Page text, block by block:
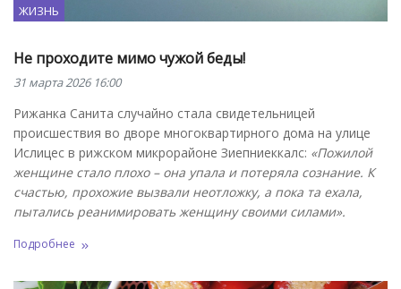
ЖИЗНЬ
Не проходите мимо чужой беды!
31 марта 2026 16:00
Рижанка Санита случайно стала свидетельницей
происшествия во дворе многоквартирного дома на улице
Ислицес в рижском микрорайоне Зиепниеккалс: «Пожилой
женщине стало плохо – она упала и потеряла сознание. К
счастью, прохожие вызвали неотложку, а пока та ехала,
пытались реанимировать женщину своими силами».
Подробнее